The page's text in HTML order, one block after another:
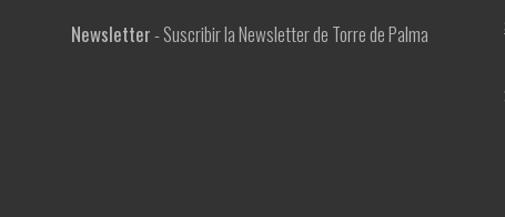
Newsletter- Suscribir la Newsletter de Torre de Palma